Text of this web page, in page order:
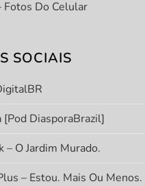
Fotos Do Celular
SOCIAIS
[Pod DiasporaBrazil]
– O Jardim Murado.
– Estou. Mais Ou Menos.